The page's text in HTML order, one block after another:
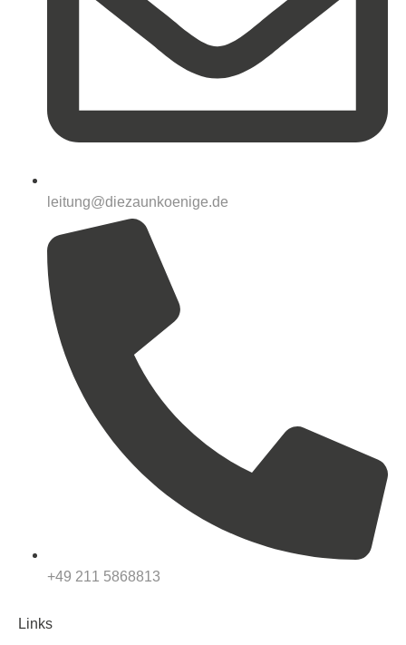
leitung@diezaunkoenige.de
+49 211 5868813
Links